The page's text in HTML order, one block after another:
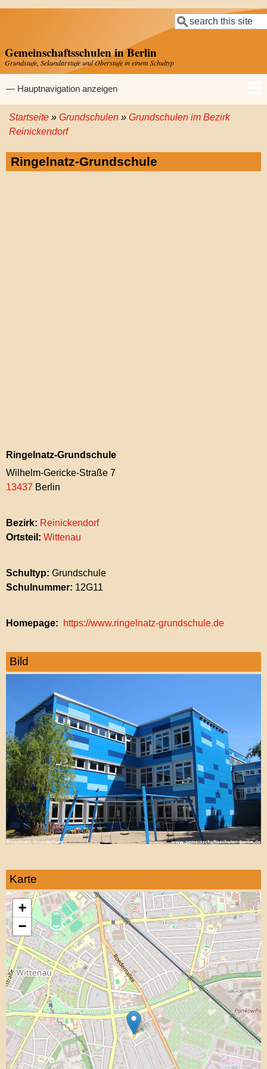
Suche
Gemeinschaftsschulen in Berlin
Grundstufe, Sekundarstufe und Oberstufe in einem Schultyp
Hauptnavigation
— Hauptnavigation anzeigen
Startseite
Gemeinschaftsschulen
Grundschulen
Sekundarschulen
Gymnasien
Pfadnavigation
Startseite Grundschulen
Grundschulen im Bezirk
Reinickendorf
Ringelnatz-Grundschule
Ringelnatz-Grundschule
Wilhelm-Gericke-Straße 7
13437 Berlin
Bezirk: Reinickendorf
Ortsteil: Wittenau
Schultyp: Grundschule
Schulnummer: 12G11
Homepage https://www.ringelnatz-grundschule.de
Bild
Karte
+
−